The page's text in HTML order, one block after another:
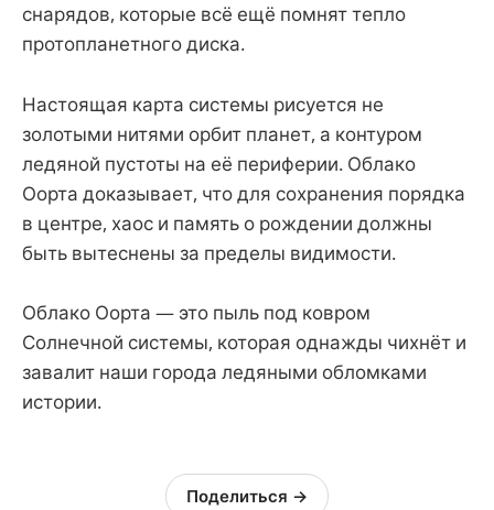
снарядов, которые всё ещё помнят тепло
протопланетного диска.
Настоящая карта системы рисуется не
золотыми нитями орбит планет, а контуром
ледяной пустоты на её периферии. Облако
Оорта доказывает, что для сохранения порядка
в центре, хаос и память о рождении должны
быть вытеснены за пределы видимости.
Облако Оорта — это пыль под ковром
Солнечной системы, которая однажды чихнёт и
завалит наши города ледяными обломками
истории.
Поделиться →